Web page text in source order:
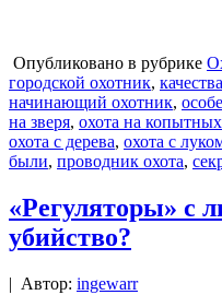
Опубликовано в рубрике
городской охотник,
начинающий охотник,
на зверя, охота на копытных
охота с дерева, охота с
были, проводник охота,
«Регуляторы» с
убийство?
| Автор: ingewarr